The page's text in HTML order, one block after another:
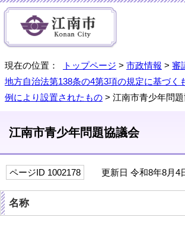
現在の位置： トップページ > 市政情報 > 審
地方自治法第138条の4第3項の規定に基づく
例により設置されたもの > 江南市青少年問
江南市青少年問題協議会
ページID 1002178 更新日 令和8年8月4
名称